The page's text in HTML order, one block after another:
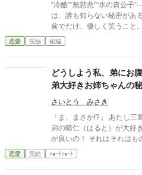
“冷酷”“無慈悲”“氷の貴公
は、誰も知らない秘密がある。 それは、幼なじみのリリア
前でだけ、優しく笑うこと。 貴族社会の頂点に立つ彼と、身分の
低い彼女。 決して交わらな
り、触れ、独占しようとする。 「俺が笑うのは、お前の
係は周囲を巻き込み、彼の“
の想いの深さが暴かれていく―― これは、氷のような
た一人にだけ溺れる物語。
恋愛 完結 短編
どうしよう私、弟にお
弟大好きお姉ちゃんの
さいとう みさき
「ま、まさか!?」 あたし三鷹優美（みたかゆうみ）高校一年生。
弟の晴仁（はると）が大好
が良いの！ それはそれはものすごく‥‥‥
そんなのお口に入らないよぉ～♡」 そんな関係のあ
もある日トイレであたしは
恋愛 完結 ｼｮｰﾄｼｮｰﾄ